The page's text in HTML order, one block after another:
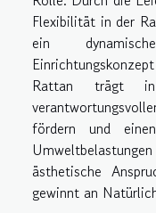
Flexibilität in der
ein
Rattan trägt
fördern und
ästhetische
gewinnt an